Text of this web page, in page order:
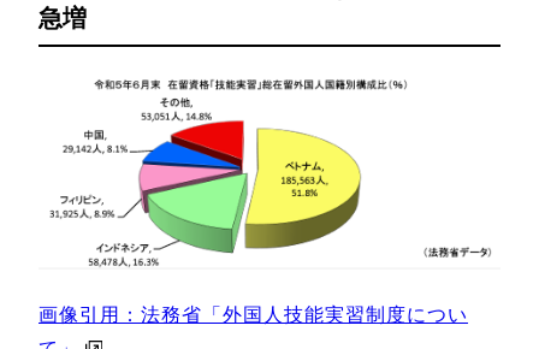
急増
画像引用： 法務省「外国人技能実習制度につい